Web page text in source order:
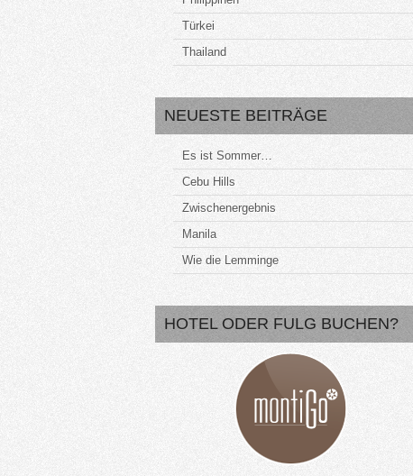
Türkei
Thailand
NEUESTE BEITRÄGE
Es ist Sommer…
Cebu Hills
Zwischenergebnis
Manila
Wie die Lemminge
HOTEL ODER FULG BUCHEN?